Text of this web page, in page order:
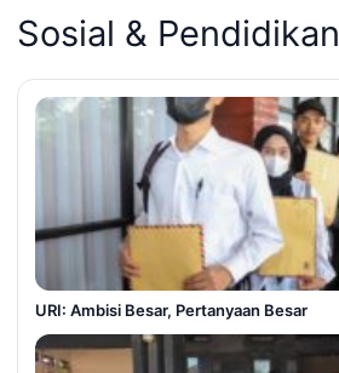
Sosial & Pendidikan
URI: Ambisi Besar, Pertanyaan Besar